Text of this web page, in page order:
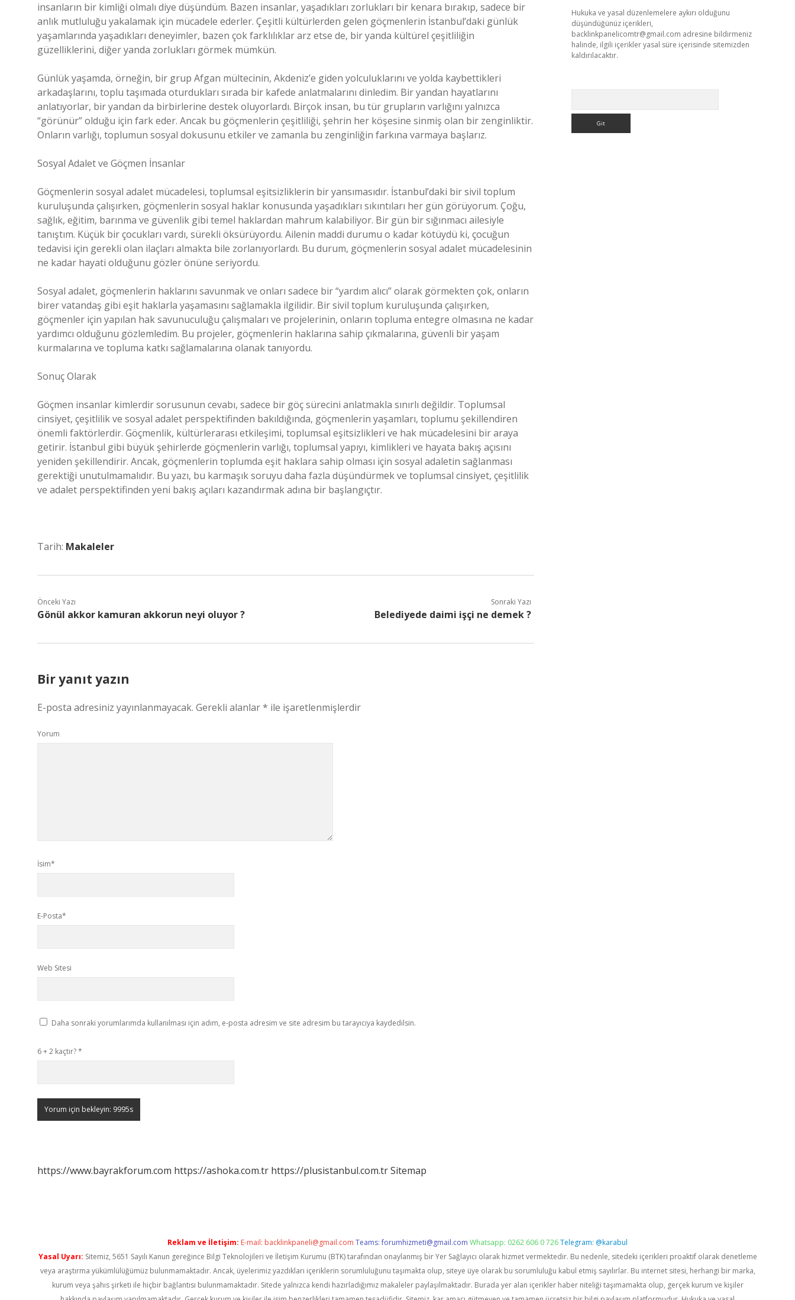
insanların bir kimliği olmalı diye düşündüm. Bazen insanlar, yaşadıkları zorlukları bir kenara bırakıp, sadece bir
anlık mutluluğu yakalamak için mücadele ederler. Çeşitli kültürlerden gelen göçmenlerin İstanbul’daki günlük
yaşamlarında yaşadıkları deneyimler, bazen çok farklılıklar arz etse de, bir yanda kültürel çeşitliliğin
güzelliklerini, diğer yanda zorlukları görmek mümkün.
Günlük yaşamda, örneğin, bir grup Afgan mültecinin, Akdeniz’e giden yolculuklarını ve yolda kaybettikleri
arkadaşlarını, toplu taşımada oturdukları sırada bir kafede anlatmalarını dinledim. Bir yandan hayatlarını
anlatıyorlar, bir yandan da birbirlerine destek oluyorlardı. Birçok insan, bu tür grupların varlığını yalnızca
“görünür” olduğu için fark eder. Ancak bu göçmenlerin çeşitliliği, şehrin her köşesine sinmiş olan bir zenginliktir.
Onların varlığı, toplumun sosyal dokusunu etkiler ve zamanla bu zenginliğin farkına varmaya başlarız.
Sosyal Adalet ve Göçmen İnsanlar
Göçmenlerin sosyal adalet mücadelesi, toplumsal eşitsizliklerin bir yansımasıdır. İstanbul’daki bir sivil toplum
kuruluşunda çalışırken, göçmenlerin sosyal haklar konusunda yaşadıkları sıkıntıları her gün görüyorum. Çoğu,
sağlık, eğitim, barınma ve güvenlik gibi temel haklardan mahrum kalabiliyor. Bir gün bir sığınmacı ailesiyle
tanıştım. Küçük bir çocukları vardı, sürekli öksürüyordu. Ailenin maddi durumu o kadar kötüydü ki, çocuğun
tedavisi için gerekli olan ilaçları almakta bile zorlanıyorlardı. Bu durum, göçmenlerin sosyal adalet mücadelesinin
ne kadar hayati olduğunu gözler önüne seriyordu.
Sosyal adalet, göçmenlerin haklarını savunmak ve onları sadece bir “yardım alıcı” olarak görmekten çok, onların
birer vatandaş gibi eşit haklarla yaşamasını sağlamakla ilgilidir. Bir sivil toplum kuruluşunda çalışırken,
göçmenler için yapılan hak savunuculuğu çalışmaları ve projelerinin, onların topluma entegre olmasına ne kadar
yardımcı olduğunu gözlemledim. Bu projeler, göçmenlerin haklarına sahip çıkmalarına, güvenli bir yaşam
kurmalarına ve topluma katkı sağlamalarına olanak tanıyordu.
Sonuç Olarak
Göçmen insanlar kimlerdir sorusunun cevabı, sadece bir göç sürecini anlatmakla sınırlı değildir. Toplumsal
cinsiyet, çeşitlilik ve sosyal adalet perspektifinden bakıldığında, göçmenlerin yaşamları, toplumu şekillendiren
önemli faktörlerdir. Göçmenlik, kültürlerarası etkileşimi, toplumsal eşitsizlikleri ve hak mücadelesini bir araya
getirir. İstanbul gibi büyük şehirlerde göçmenlerin varlığı, toplumsal yapıyı, kimlikleri ve hayata bakış açısını
yeniden şekillendirir. Ancak, göçmenlerin toplumda eşit haklara sahip olması için sosyal adaletin sağlanması
gerektiği unutulmamalıdır. Bu yazı, bu karmaşık soruyu daha fazla düşündürmek ve toplumsal cinsiyet, çeşitlilik
ve adalet perspektifinden yeni bakış açıları kazandırmak adına bir başlangıçtır.
Tarih: Makaleler
Önceki Yazı
Gönül akkor kamuran akkorun neyi oluyor ?
Sonraki Yazı
Belediyede daimi işçi ne demek ?
Bir yanıt yazın
E-posta adresiniz yayınlanmayacak. Gerekli alanlar* ile işaretlenmişlerdir
Yorum
İsim*
E-Posta*
Web Sitesi
Daha sonraki yorumlarımda kullanılması için adım, e-posta adresim ve site adresim bu tarayıcıya kaydedilsin.
6 + 2 kaçtır?*
https://www.bayrakforum.com https://ashoka.com.tr https://plusistanbul.com.trSitemap
Hukuka ve yasal düzenlemelere aykırı olduğunu
düşündüğünüz içerikleri,
backlinkpanelicomtr@gmail.com adresine bildirmeniz
halinde, ilgili içerikler yasal süre içerisinde sitemizden
kaldırılacaktır.
Reklam ve İletişim: E-mail: backlinkpaneli@gmail.com Teams:forumhizmeti@gmail.com Whatsapp: 0262 606 0 726Telegram: @karabul
Yasal Uyarı: Sitemiz, 5651 Sayılı Kanun gereğince Bilgi Teknolojileri ve İletişim Kurumu (BTK) tarafından onaylanmış bir Yer Sağlayıcı olarak hizmet vermektedir. Bu nedenle, sitedeki içerikleri proaktif olarak denetleme
veya araştırma yükümlülüğümüz bulunmamaktadır. Ancak, üyelerimiz yazdıkları içeriklerin sorumluluğunu taşımakta olup, siteye üye olarak bu sorumluluğu kabul etmiş sayılırlar. Bu internet sitesi, herhangi bir marka,
kurum veya şahıs şirketi ile hiçbir bağlantısı bulunmamaktadır. Sitede yalnızca kendi hazırladığımız makaleler paylaşılmaktadır. Burada yer alan içerikler haber niteliği taşımamakta olup, gerçek kurum ve kişiler